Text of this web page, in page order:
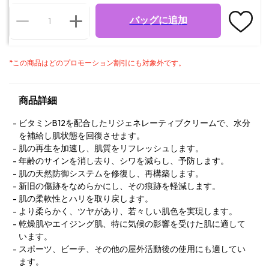
バッグに追加
*この商品はどのプロモーション割引にも対象外です。
商品詳細
ビタミンB12を配合したリジェネレーティブクリームで、水分
を補給し肌状態を回復させます。
肌の再生を加速し、肌質をリフレッシュします。
年齢のサインを消し去り、シワを減らし、予防します。
肌の天然防御システムを修復し、再構築します。
新旧の傷跡をなめらかにし、その痕跡を軽減します。
肌の柔軟性とハリを取り戻します。
より柔らかく、ツヤがあり、若々しい肌色を実現します。
乾燥肌やエイジング肌、特に気候の影響を受けた肌に適して
います。
スポーツ、ビーチ、その他の屋外活動後の使用にも適してい
ます。